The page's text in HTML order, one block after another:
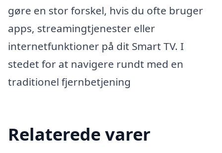
gøre en stor forskel, hvis du ofte bruger
apps, streamingtjenester eller
internetfunktioner på dit Smart TV. I
stedet for at navigere rundt med en
traditionel fjernbetjening
Relaterede varer